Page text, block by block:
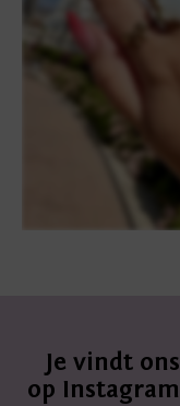
Je vindt ons
op Instagram